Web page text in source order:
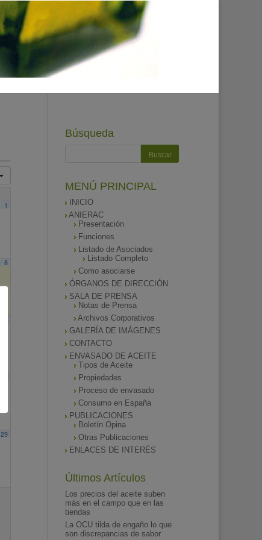
1
8
29
Búsqueda
MENÚ PRINCIPAL
INICIO
ANIERAC
Presentación
Funciones
Listado de Asociados
Listado Completo
Como asociarse
ÓRGANOS DE DIRECCIÓN
SALA DE PRENSA
Notas de Prensa
Archivos Corporativos
GALERÍA DE IMÁGENES
CONTACTO
ENVASADO DE ACEITE
Tipos de Aceite
Propiedades
Proceso de envasado
Consumo en España
PUBLICACIONES
Boletín Opina
Otras Publicaciones
ENLACES DE INTERÉS
Últimos Artículos
Los precios del aceite suben
más en el campo que en las
tiendas
La OCU tilda de engaño lo que
son discrepancias de sabor